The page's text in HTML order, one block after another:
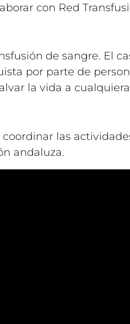
con Red
de sangre. El
por parte de
la vida a
las
andaluza.